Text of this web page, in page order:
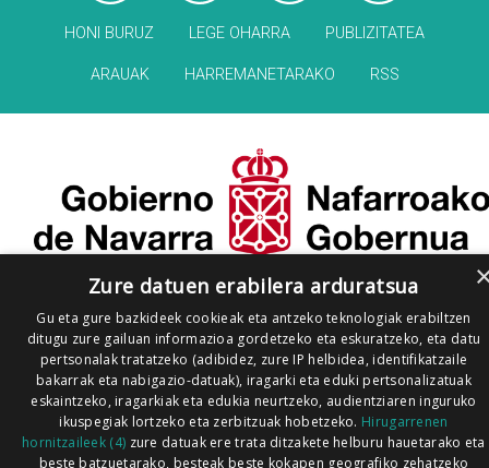
HONI BURUZ LEGE OHARRA PUBLIZITATEA
ARAUAK HARREMANETARAKO RSS
Zure datuen erabilera arduratsua
Gu eta gure bazkideek cookieak eta antzeko teknologiak erabiltzen
ditugu zure gailuan informazioa gordetzeko eta eskuratzeko, eta datu
pertsonalak tratatzeko (adibidez, zure IP helbidea, identifikatzaile
bakarrak eta nabigazio-datuak), iragarki eta eduki pertsonalizatuak
eskaintzeko, iragarkiak eta edukia neurtzeko, audientziaren inguruko
ikuspegiak lortzeko eta zerbitzuak hobetzeko. Hirugarrenen
hornitzaileek (4) zure datuak ere trata ditzakete helburu hauetarako eta
beste batzuetarako, besteak beste kokapen geografiko zehatzeko